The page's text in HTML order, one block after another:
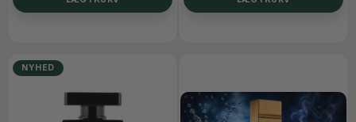
NYHED